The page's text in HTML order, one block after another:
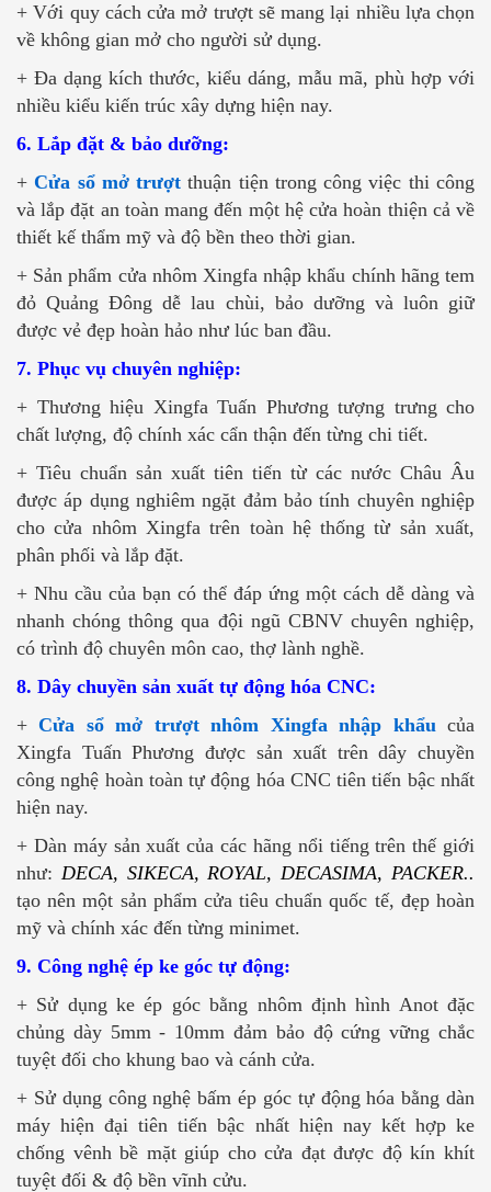
+ Với quy cách cửa mở trượt sẽ mang lại nhiều lựa chọn
về không gian mở cho người sử dụng.
+ Đa dạng kích thước, kiểu dáng, mẫu mã, phù hợp với
nhiều kiểu kiến trúc xây dựng hiện nay.
6. Lắp đặt & bảo dưỡng:
+ Cửa sổ mở trượt thuận tiện trong công việc thi công
và lắp đặt an toàn mang đến một hệ cửa hoàn thiện cả về
thiết kế thẩm mỹ và độ bền theo thời gian.
+ Sản phẩm cửa nhôm Xingfa nhập khẩu chính hãng tem
đỏ Quảng Đông dễ lau chùi, bảo dưỡng và luôn giữ
được vẻ đẹp hoàn hảo như lúc ban đầu.
7. Phục vụ chuyên nghiệp:
+ Thương hiệu Xingfa Tuấn Phương tượng trưng cho
chất lượng, độ chính xác cẩn thận đến từng chi tiết.
+ Tiêu chuẩn sản xuất tiên tiến từ các nước Châu Âu
được áp dụng nghiêm ngặt đảm bảo tính chuyên nghiệp
cho cửa nhôm Xingfa trên toàn hệ thống từ sản xuất,
phân phối và lắp đặt.
+ Nhu cầu của bạn có thể đáp ứng một cách dễ dàng và
nhanh chóng thông qua đội ngũ CBNV chuyên nghiệp,
có trình độ chuyên môn cao, thợ lành nghề.
8. Dây chuyền sản xuất tự động hóa CNC:
+ Cửa sổ mở trượt nhôm Xingfa nhập khẩu của
Xingfa Tuấn Phương được sản xuất trên dây chuyền
công nghệ hoàn toàn tự động hóa CNC tiên tiến bậc nhất
hiện nay.
+ Dàn máy sản xuất của các hãng nổi tiếng trên thế giới
như: DECA, SIKECA, ROYAL, DECASIMA, PACKER..
tạo nên một sản phẩm cửa tiêu chuẩn quốc tế, đẹp hoàn
mỹ và chính xác đến từng minimet.
9. Công nghệ ép ke góc tự động:
+ Sử dụng ke ép góc bằng nhôm định hình Anot đặc
chủng dày 5mm - 10mm đảm bảo độ cứng vững chắc
tuyệt đối cho khung bao và cánh cửa.
+ Sử dụng công nghệ bấm ép góc tự động hóa bằng dàn
máy hiện đại tiên tiến bậc nhất hiện nay kết hợp ke
chống vênh bề mặt giúp cho cửa đạt được độ kín khít
tuyệt đối & độ bền vĩnh cửu.